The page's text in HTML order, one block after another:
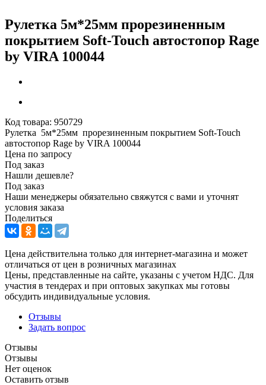
Рулетка 5м*25мм прорезиненным
покрытием Soft-Touch автостопор Rage
by VIRA 100044
Код товара: 950729
Рулетка 5м*25мм прорезиненным покрытием Soft-Touch
автостопор Rage by VIRA 100044
Цена по запросу
Под заказ
Нашли дешевле?
Под заказ
Наши менеджеры обязательно свяжутся с вами и уточнят
условия заказа
Поделиться
Цена действительна только для интернет-магазина и может
отличаться от цен в розничных магазинах
Цены, представленные на сайте, указаны с учетом НДС. Для
участия в тендерах и при оптовых закупках мы готовы
обсудить индивидуальные условия.
Отзывы
Задать вопрос
Отзывы
Отзывы
Нет оценок
Оставить отзыв